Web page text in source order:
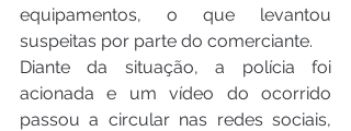
equipamentos, o que levantou
suspeitas por parte do comerciante.
Diante da situação, a polícia foi
acionada e um vídeo do ocorrido
passou a circular nas redes sociais,